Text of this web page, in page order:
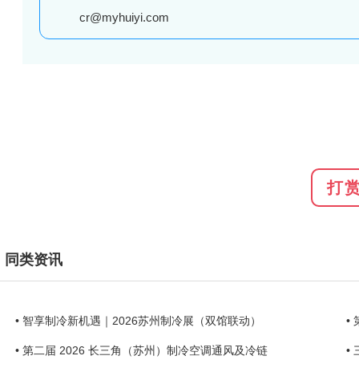
cr@myhuiyi.com
打
同类资讯
• 智享制冷新机遇｜2026苏州制冷展（双馆联动） •
• 第二届 2026 长三角（苏州）制冷空调通风及冷链 •